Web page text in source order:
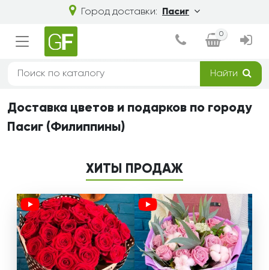
Город доставки: Пасиг
0
Найти
Доставка цветов и подарков по городу
Пасиг (Филиппины)
ХИТЫ ПРОДАЖ